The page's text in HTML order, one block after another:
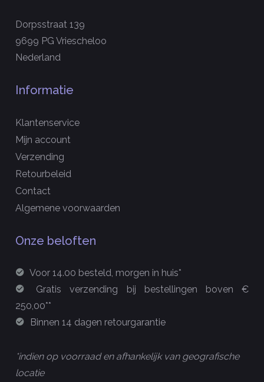
Dorpsstraat 139
9699 PG Vriescheloo
Nederland
Informatie
Klantenservice
Mijn account
Verzending
Retourbeleid
Contact
Algemene voorwaarden
Onze beloften
Voor 14.00 besteld, morgen in huis*
Gratis verzending bij bestellingen boven €
250,00**
Binnen 14 dagen retourgarantie
*indien op voorraad en afhankelijk van geografische
locatie